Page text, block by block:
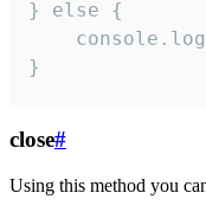
} else {
}
close#
Using this method you